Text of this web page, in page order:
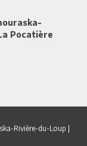
Pocatière
Rivière-du-Loup